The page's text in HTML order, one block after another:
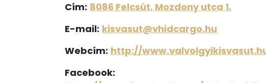
Cím: 8086 Felcsút, Mozdony utca 1.
E-mail: kisvasut@vhidcargo.hu
Webcím: http://
Facebook: